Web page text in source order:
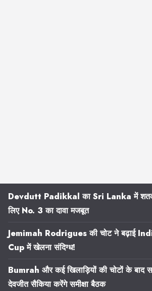
Devdutt Padikkal का Sri Lanka में
लिए No. 3 का दावा मजबूत
Jemimah Rodrigues की चोट ने बढ़ाई
Cup में खेलना संदिग्ध!
Bumrah और कई खिलाड़ियों की चोटों के
देवजीत सैकिया करेंगे समीक्षा बैठक